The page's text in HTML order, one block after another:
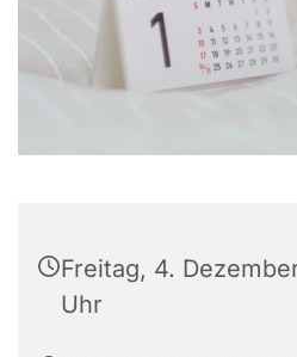
Freitag, 4.
Uhr